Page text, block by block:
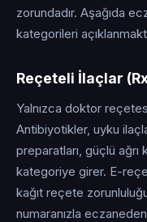
zorundadır. Aşağıda
kategorileri
Reçeteli İlaçlar
Yalnızca doktor
Antibiyotikler, uyku
preparatları, güçlü
kategoriye girer. E-
kağıt reçete
numaranızla